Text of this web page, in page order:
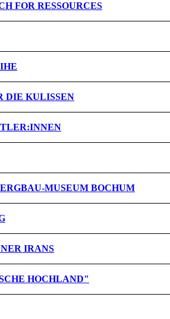
FOR RESSOURCES
DIE KULISSEN
MUSEUM BOCHUM
IRANS
HOCHLAND"